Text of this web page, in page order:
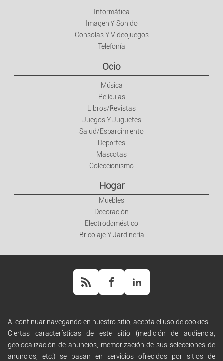
Informática
Imagen Y Sonido
Consolas Y Videojuegos
Telefonía
Ocio
Música
Películas
Libros/Revistas
Juegos Y Juguetes
Salud/Esparcimiento
Deportes
Mascotas
Coleccionismo
Hogar
Muebles
Decoración
Electrodoméstico
Bricolaje Y Jardinería
Ayuda
Normas de difusión
Términos de uso
Condiciones generales de venta
Al continuar navegando en nuestro sitio, acepta el uso de cookies.
Ciertas características de este sitio (medición de audiencia,
geolocalización de anuncios, memorización de sus selecciones de
anuncios, etc.) se basan en servicios ofrecidos por sitios de